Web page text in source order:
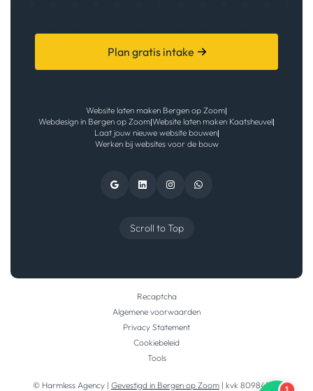
Plan gratis intake
Website laten maken Bergen op Zoom|
Webdesign in Bergen op Zoom|Website laten maken Kaatsheuvel|
Laat jouw nieuwe website bouwen|
Werken bij websites voor de bouw
Scroll to Top
© Harmless Agency | Gevestigd in Bergen op Zoom | kvk 80984290
Recaptcha
Algemene voorwaarden
Privacy Statement
Cookiebeleid
Tools